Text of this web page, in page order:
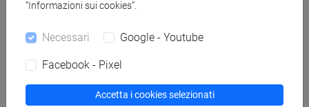
Struttura generale dell'insegnamento
“Informazioni sui cookies”.
Necessari Google - Youtube
Facebook - Pixel
Accetta i cookies selezionati